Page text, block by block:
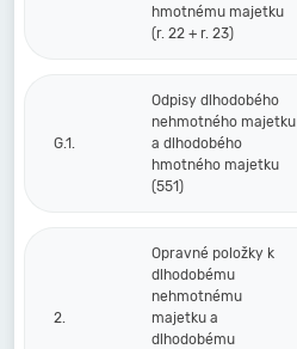
hmotnému majetku
(r. 22 + r. 23)
G.1.
Odpisy dlhodobého
nehmotného majetku
a dlhodobého
hmotného majetku
(551)
2.
Opravné položky k
dlhodobému
nehmotnému
majetku a
dlhodobému